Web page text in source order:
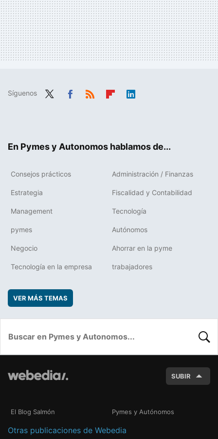
Síguenos
En Pymes y Autonomos hablamos de...
Consejos prácticos Administración / Finanzas
Estrategia Fiscalidad y Contabilidad
Management Tecnología
pymes Autónomos
Negocio Ahorrar en la pyme
Tecnología en la empresa trabajadores
VER MÁS TEMAS
SUBIR
El Blog Salmón Pymes y Autónomos
Otras publicaciones de Webedia